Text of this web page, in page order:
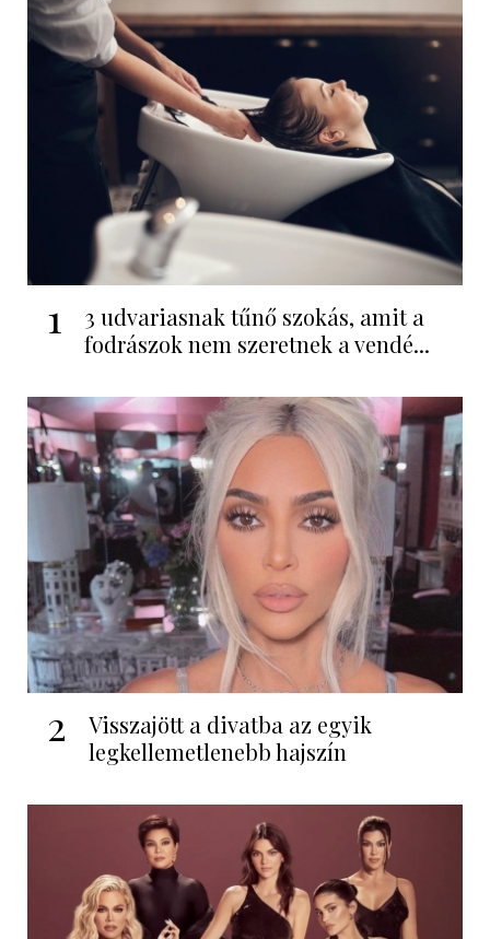
1
3 udvariasnak tűnő szokás, amit a
fodrászok nem szeretnek a vendé...
2
Visszajött a divatba az egyik
legkellemetlenebb hajszín